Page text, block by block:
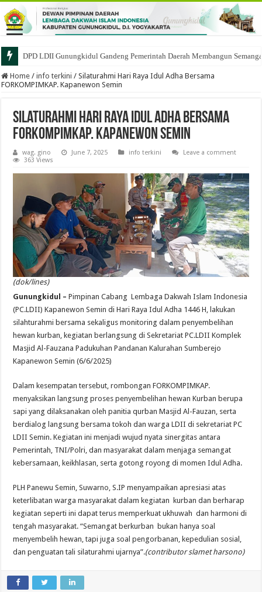
DPD LDII Gunungkidul Gandeng Pemerintah Daerah Membangun
Home / info terkini / Silaturahmi Hari Raya Idul Adha Bersama
FORKOMPIMKAP. Kapanewon Semin
Silaturahmi Hari Raya Idul Adha Bersama
FORKOMPIMKAP. Kapanewon Semin
wag. gino June 7, 2025 info terkini
Leave a comment
363 Views
(dok/lines)
Gunungkidul – Pimpinan Cabang Lembaga Dakwah Islam Indonesia
(PC.LDII) Kapanewon Semin di Hari Raya Idul Adha 1446 H, lakukan
silahturahmi bersama sekaligus monitoring dalam penyembelihan
hewan kurban, kegiatan berlangsung di Sekretariat PC.LDII Komplek
Masjid Al-Fauzana Padukuhan Pandanan Kalurahan Sumberejo
Kapanewon Semin (6/6/2025)
Dalam kesempatan tersebut, rombongan FORKOMPIMKAP.
menyaksikan langsung proses penyembelihan hewan Kurban berupa
sapi yang dilaksanakan oleh panitia qurban Masjid Al-Fauzan, serta
berdialog langsung bersama tokoh dan warga LDII di sekretariat PC
LDII Semin. Kegiatan ini menjadi wujud nyata sinergitas antara
Pemerintah, TNI/Polri, dan masyarakat dalam menjaga semangat
kebersamaan, keikhlasan, serta gotong royong di momen Idul Adha.
PLH Panewu Semin, Suwarno, S.IP menyampaikan apresiasi atas
keterlibatan warga masyarakat dalam kegiatan kurban dan berharap
kegiatan seperti ini dapat terus memperkuat ukhuwah dan harmoni di
tengah masyarakat. “Semangat berkurban bukan hanya soal
menyembelih hewan, tapi juga soal pengorbanan, kepedulian sosial,
dan penguatan tali silaturahmi ujarnya”.(contributor slamet harsono)